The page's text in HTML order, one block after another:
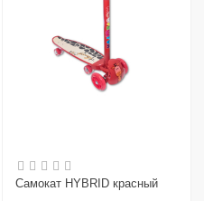
Самокат HYBRID красный